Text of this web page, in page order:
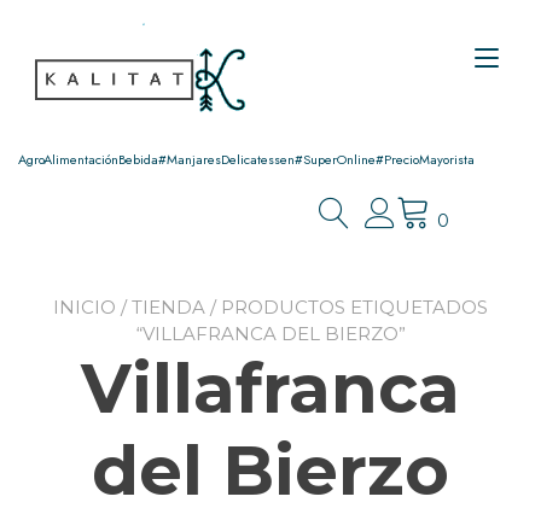
contenido
AgroAlimentaciónBebida#ManjaresDelicatessen#SuperOnline#PrecioMayorista
0
INICIO /TIENDA / PRODUCTOS ETIQUETADOS
“VILLAFRANCA DEL BIERZO”
Villafranca
del Bierzo